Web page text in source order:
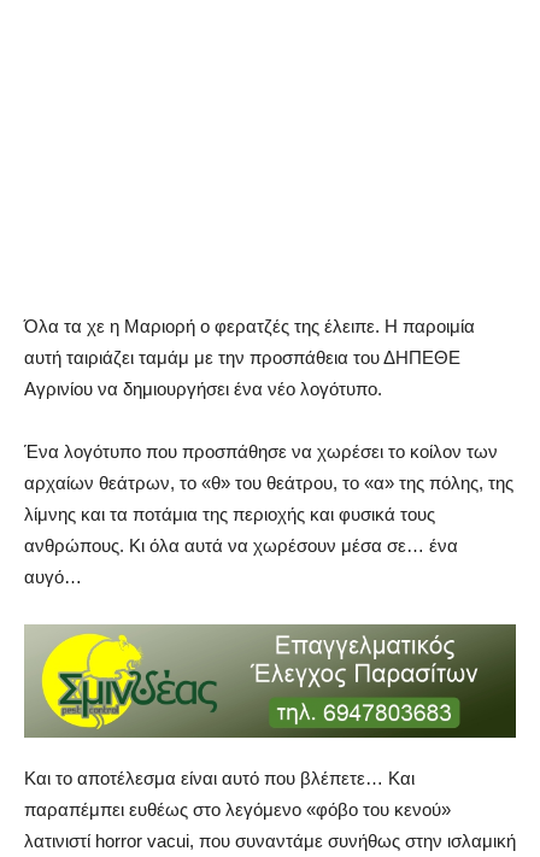
Όλα τα χε η Μαριορή ο φερατζές της έλειπε. Η παροιμία
αυτή ταιριάζει ταμάμ με την προσπάθεια του ΔΗΠΕΘΕ
Αγρινίου να δημιουργήσει ένα νέο λογότυπο.
Ένα λογότυπο που προσπάθησε να χωρέσει το κοίλον των
αρχαίων θεάτρων, το «θ» του θεάτρου, το «α» της πόλης, της
λίμνης και τα ποτάμια της περιοχής και φυσικά τους
ανθρώπους. Κι όλα αυτά να χωρέσουν μέσα σε… ένα
αυγό…
Και το αποτέλεσμα είναι αυτό που βλέπετε… Και
παραπέμπει ευθέως στο λεγόμενο «φόβο του κενού»
λατινιστί horror vacui, που συναντάμε συνήθως στην ισλαμική